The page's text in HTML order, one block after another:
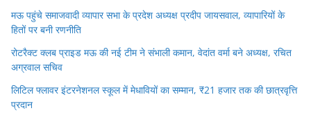
मऊ पहुंचे समाजवादी व्यापार सभा के प्रदेश अध्यक्ष प्रदीप जायसवाल, व्यापारियों के
हितों पर बनी रणनीति
रोटरैक्ट क्लब प्राइड मऊ की नई टीम ने संभाली कमान, वेदांत वर्मा बने अध्यक्ष, रचित
अग्रवाल सचिव
लिटिल फ्लावर इंटरनेशनल स्कूल में मेधावियों का सम्मान, ₹21 हजार तक की छात्रवृत्ति
प्रदान